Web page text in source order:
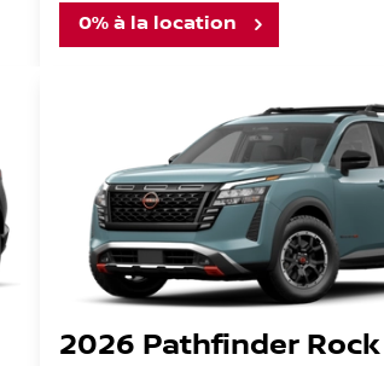
0% à la location
2026 Pathfinder Rock